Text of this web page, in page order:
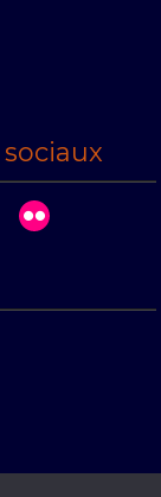
flickr